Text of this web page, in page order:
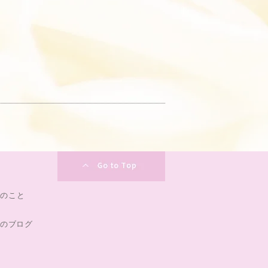
こと
ブログ